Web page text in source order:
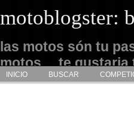
motoblogster:
las motos són tu
motos… te gustaria
admirarlas… este
INICIO BUSCAR